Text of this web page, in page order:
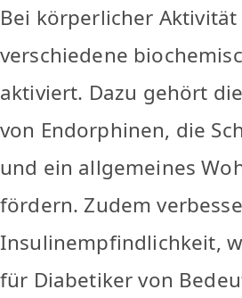
Bei körperlicher
verschiedene
aktiviert. Dazu gehört
von Endorphinen, die
und ein allgemeines
fördern. Zudem
Insulinempfindlichkeit,
für Diabetiker von